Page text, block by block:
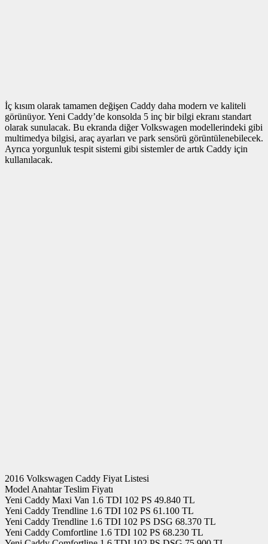
İç kısım olarak tamamen değişen Caddy daha modern ve kaliteli
görünüyor. Yeni Caddy’de konsolda 5 inç bir bilgi ekranı standart
olarak sunulacak. Bu ekranda diğer Volkswagen modellerindeki gibi
multimedya bilgisi, araç ayarları ve park sensörü görüntülenebilecek.
Ayrıca yorgunluk tespit sistemi gibi sistemler de artık Caddy için
kullanılacak.
2016 Volkswagen Caddy Fiyat Listesi
Model Anahtar Teslim Fiyatı
Yeni Caddy Maxi Van 1.6 TDI 102 PS 49.840 TL
Yeni Caddy Trendline 1.6 TDI 102 PS 61.100 TL
Yeni Caddy Trendline 1.6 TDI 102 PS DSG 68.370 TL
Yeni Caddy Comfortline 1.6 TDI 102 PS 68.230 TL